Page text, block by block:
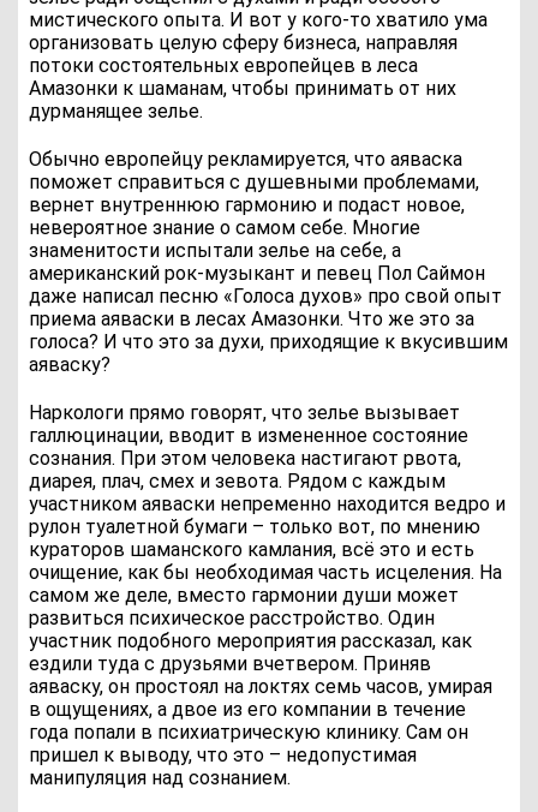
мистического опыта. И вот у кого-то хватило ума
организовать целую сферу бизнеса, направляя
потоки состоятельных европейцев в леса
Амазонки к шаманам, чтобы принимать от них
дурманящее зелье.
Обычно европейцу рекламируется, что аяваска
поможет справиться с душевными проблемами,
вернет внутреннюю гармонию и подаст новое,
невероятное знание о самом себе. Многие
знаменитости испытали зелье на себе, а
американский рок-музыкант и певец Пол Саймон
даже написал песню «Голоса духов» про свой опыт
приема аяваски в лесах Амазонки. Что же это за
голоса? И что это за духи, приходящие к вкусившим
аяваску?
Наркологи прямо говорят, что зелье вызывает
галлюцинации, вводит в измененное состояние
сознания. При этом человека настигают рвота,
диарея, плач, смех и зевота. Рядом с каждым
участником аяваски непременно находится ведро и
рулон туалетной бумаги – только вот, по мнению
кураторов шаманского камлания, всё это и есть
очищение, как бы необходимая часть исцеления. На
самом же деле, вместо гармонии души может
развиться психическое расстройство. Один
участник подобного мероприятия рассказал, как
ездили туда с друзьями вчетвером. Приняв
аяваску, он простоял на локтях семь часов, умирая
в ощущениях, а двое из его компании в течение
года попали в психиатрическую клинику. Сам он
пришел к выводу, что это – недопустимая
манипуляция над сознанием.